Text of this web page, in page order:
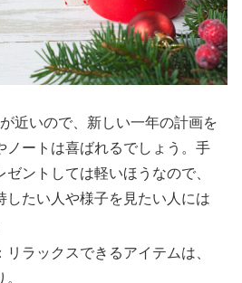
近いので、新しい一年の計画を
ノートは喜ばれるでしょう。手
ントしては軽いほうなので、
したい人や様子を見たい人には
リラックスできるアイテムは、